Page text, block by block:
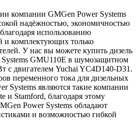
компании GMGen Power Systems
надёжностью, экономичностью
использованию
и комплектующих только
У нас вы можете купить дизель
Systems GMU110E в шумозащитном
с двигателем Yuchai YC4D140-D31.
переменного тока для дизельных
Systems являются такие компании
и Stamford, благодаря этому
Power Systems обладают
и возможностью гибкой